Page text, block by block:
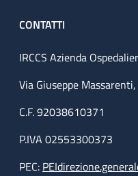
CONTATTI
IRCCS Azienda
Via Giuseppe
C.F. 92038610371
P.IVA 02553300373
PEC: